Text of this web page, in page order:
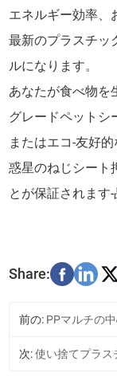
エネルギー効率、
最新のプラスチッ
ルになります。
あなたが食べ物を
グレードペットシ
またはエコ-友好
惑星のねじシート
とが保証されます
前の: PPマルチの中心
次:使い捨てプラス